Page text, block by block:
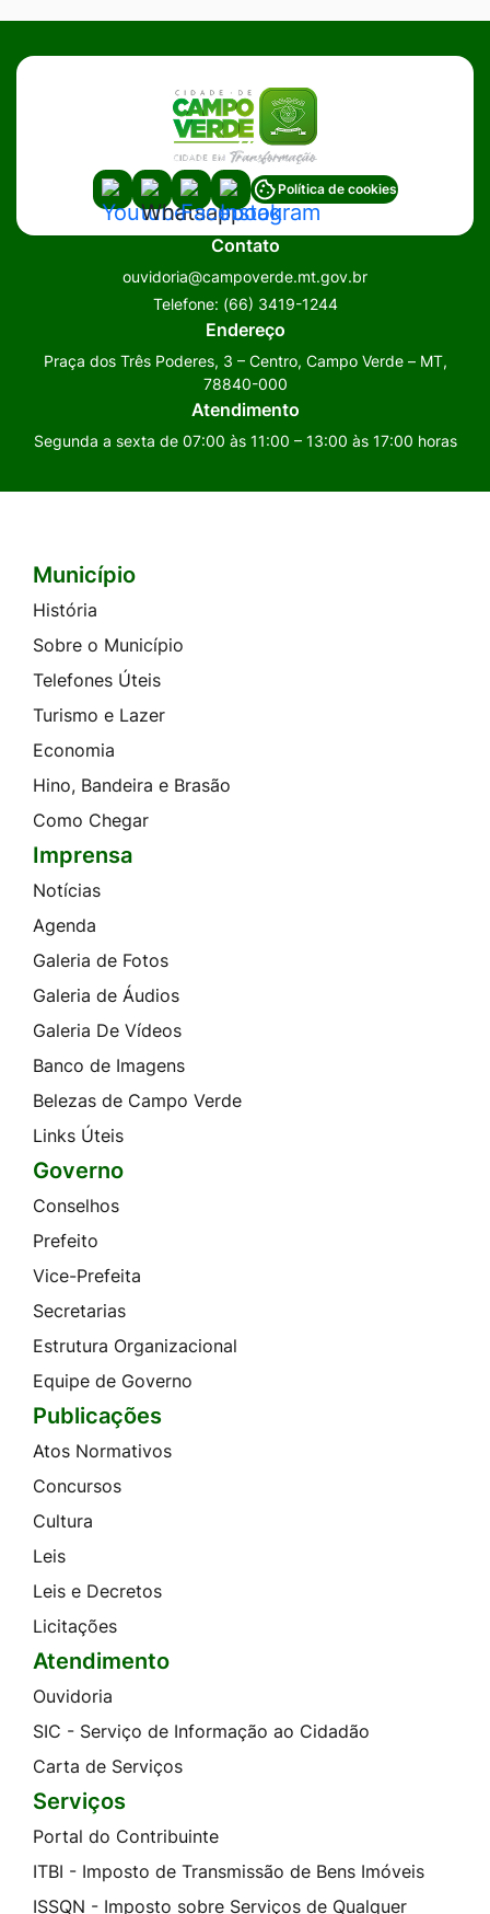
Acessar
a
Social
Acessar
a
Social
Whatsapp
Acessar
a
Rede
Social
Facebook
Acessar
a
Rede
Social
Instagram
Política de cookies
Contato
ouvidoria@campoverde.mt.gov.br
Telefone: (66) 3419-1244
Endereço
Praça dos Três Poderes, 3 – Centro, Campo Verde – MT,
78840-000
Atendimento
Segunda a sexta de 07:00 às 11:00 – 13:00 às 17:00 horas
Seção do Rodapé e Contato
Município
História
Sobre o Município
Telefones Úteis
Turismo e Lazer
Economia
Hino, Bandeira e Brasão
Como Chegar
Imprensa
Notícias
Agenda
Galeria de Fotos
Galeria de Áudios
Galeria De Vídeos
Banco de Imagens
Belezas de Campo Verde
Links Úteis
Governo
Conselhos
Prefeito
Vice-Prefeita
Secretarias
Estrutura Organizacional
Equipe de Governo
Publicações
Atos Normativos
Concursos
Cultura
Leis
Leis e Decretos
Licitações
Atendimento
Ouvidoria
SIC - Serviço de Informação ao Cidadão
Carta de Serviços
Serviços
Portal do Contribuinte
ITBI - Imposto de Transmissão de Bens Imóveis
ISSQN - Imposto sobre Serviços de Qualquer